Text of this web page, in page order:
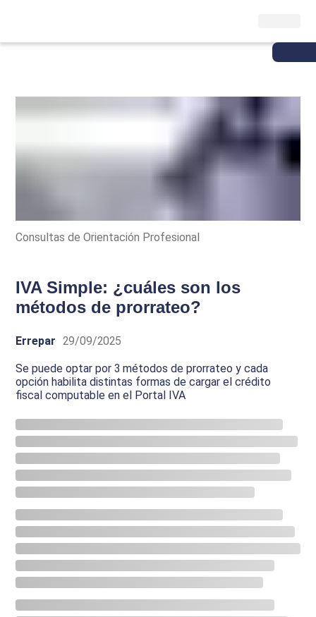
Consultas de Orientación Profesional
IVA Simple: ¿cuáles son los
métodos de prorrateo?
Errepar 29/09/2025
Se puede optar por 3 métodos de prorrateo y cada
opción habilita distintas formas de cargar el crédito
fiscal computable en el Portal IVA